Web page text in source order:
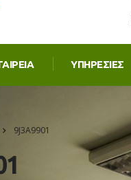
ΥΠΗΡΕΣΊΕΣ
9J3A9901